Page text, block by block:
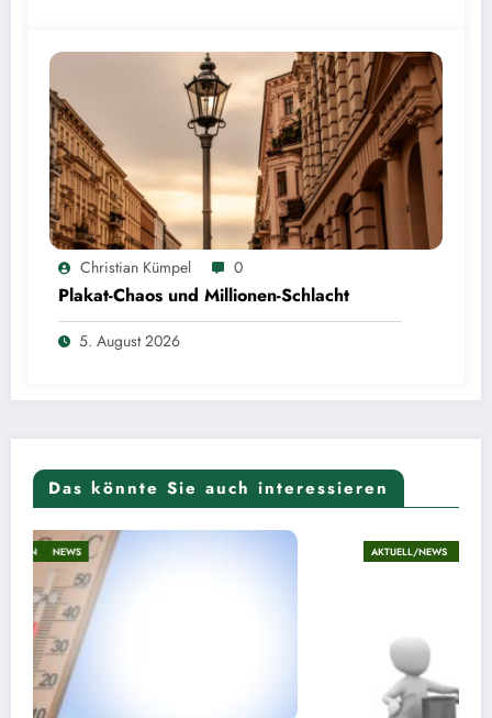
Christian Kümpel 0
Plakat-Chaos und Millionen-Schlacht
5. August 2026
Das könnte Sie auch interessieren
AKTUELL/NEWS